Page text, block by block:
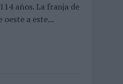
años. La franja de
oeste a este...